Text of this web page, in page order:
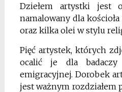
Dziełem artystki jest
namalowany dla
oraz kilka olei w stylu
Pięć artystek, których
ocalić je dla badaczy
emigracyjnej. Dorobek
jest ważnym